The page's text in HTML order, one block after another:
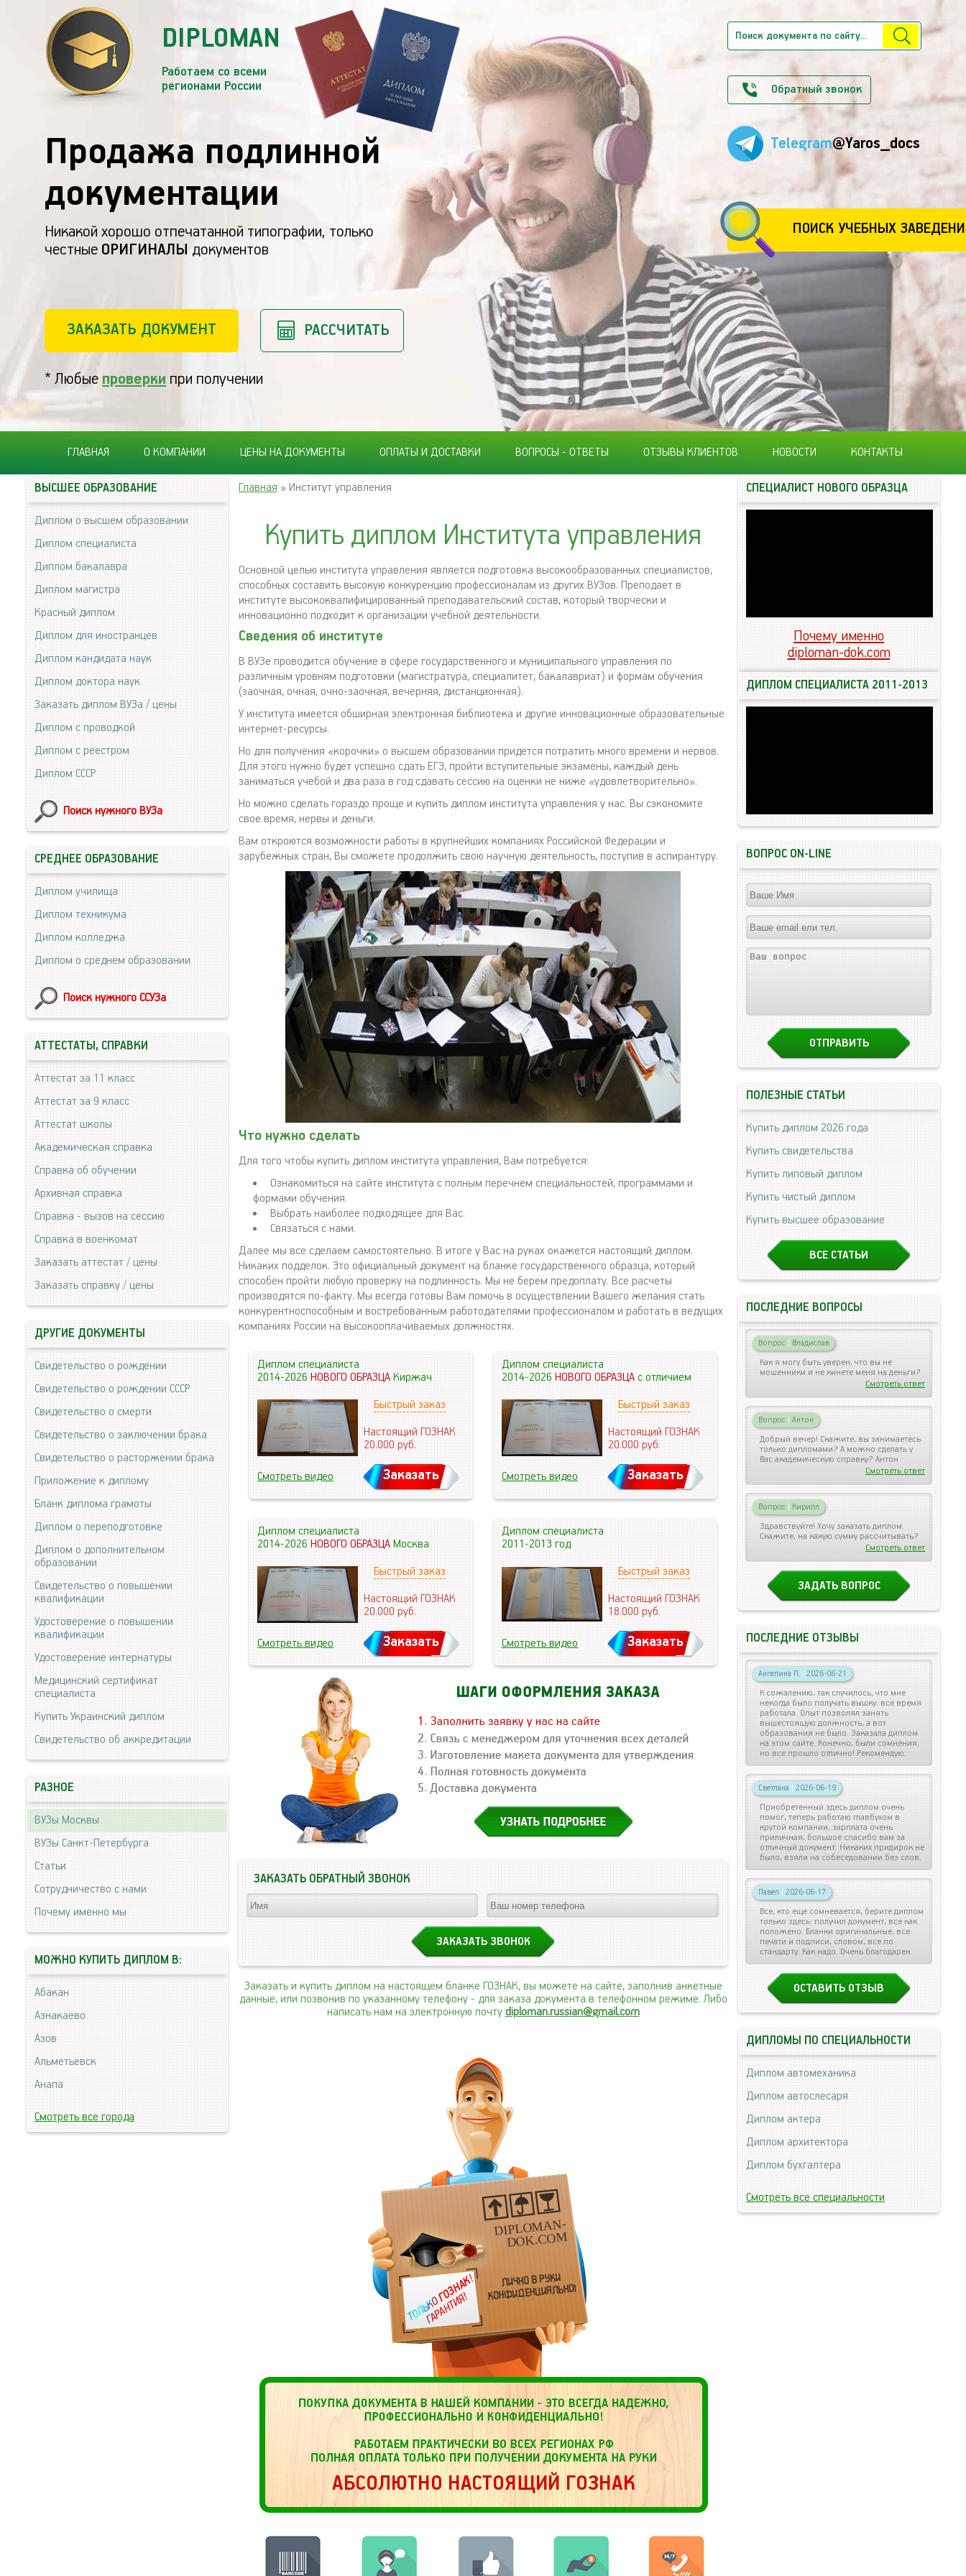
DIPLOMAN
Работаем со всеми
регионами России
Продажа подлинной
документации
Никакой хорошо отпечатанной типографии, только
честные ОРИГИНАЛЫ документов
ЗАКАЗАТЬ ДОКУМЕНТ РАССЧИТАТЬ
* Любые проверки при получении
Обратный звонок
Telegram@Yaros_docs
ПОИСК УЧЕБНЫХ
ГЛАВНАЯ О КОМПАНИИ ЦЕНЫ НА ДОКУМЕНТЫ ОПЛАТЫ И ДОСТАВКИ ВОПРОСЫ - ОТВЕТЫ ОТЗЫВЫ КЛИЕНТОВ НОВОСТИ КОНТАКТЫ
Главная » Институт управления
Купить диплом Института управления
Основной целью института управления является подготовка высокообразованных специалистов,
способных составить высокую конкуренцию профессионалам из других ВУЗов. Преподает в
институте высококвалифицированный преподавательский состав, который творчески и
инновационно подходит к организации учебной деятельности.
Сведения об институте
В ВУЗе проводится обучение в сфере государственного и муниципального управления по
различным уровням подготовки (магистратура, специалитет, бакалавриат) и формам обучения
(заочная, очная, очно-заочная, вечерняя, дистанционная).
У института имеется обширная электронная библиотека и другие инновационные образовательные
интернет-ресурсы.
Но для получения «корочки» о высшем образовании придется потратить много времени и нервов.
Для этого нужно будет успешно сдать ЕГЭ, пройти вступительные экзамены, каждый день
заниматься учебой и два раза в год сдавать сессию на оценки не ниже «удовлетворительно».
Но можно сделать гораздо проще и купить диплом института управления у нас. Вы сэкономите
свое время, нервы и деньги.
Вам откроются возможности работы в крупнейших компаниях Российской Федерации и
зарубежных стран, Вы сможете продолжить свою научную деятельность, поступив в аспирантуру.
Что нужно сделать
Для того чтобы купить диплом института управления, Вам потребуется:
Ознакомиться на сайте института с полным перечнем специальностей, программами и
формами обучения.
Выбрать наиболее подходящее для Вас.
Связаться с нами.
Далее мы все сделаем самостоятельно. В итоге у Вас на руках окажется настоящий диплом.
Никаких подделок. Это официальный документ на бланке государственного образца, который
способен пройти любую проверку на подлинность. Мы не берем предоплату. Все расчеты
производятся по-факту. Мы всегда готовы Вам помочь в осуществлении Вашего желания стать
конкурентноспособным и востребованным работодателями профессионалом и работать в ведущих
компаниях России на высокооплачиваемых должностях.
Диплом специалиста
2014-2026НОВОГО ОБРАЗЦАКиржач
Быстрый заказ
Настоящий ГОЗНАК
20.000руб.
Смотреть видео Заказать
Диплом специалиста
2014-2026НОВОГО ОБРАЗЦАс отличием
Быстрый заказ
Настоящий ГОЗНАК
20.000руб.
Смотреть видео Заказать
Диплом специалиста
2014-2026НОВОГО ОБРАЗЦАМосква
Быстрый заказ
Настоящий ГОЗНАК
20.000руб.
Смотреть видео Заказать
Диплом специалиста
2011-2013 год
Быстрый заказ
Настоящий ГОЗНАК
18.000руб.
Смотреть видео Заказать
ЗАКАЗАТЬ ОБРАТНЫЙ ЗВОНОК
Заказать и купить диплом на настоящем бланке ГОЗНАК, вы можете на сайте, заполнив анкетные
данные, или позвонив по указанному телефону - для заказа документа в телефонном режиме. Либо
написать нам на электронную почту diploman.russian@gmail.com
DIPLOMAN-
DOK.COM
ВЫСШЕЕ ОБРАЗОВАНИЕ
Диплом о высшем образовании
Диплом специалиста
Диплом бакалавра
Диплом магистра
Красный диплом
Диплом для иностранцев
Диплом кандидата наук
Диплом доктора наук
Заказать диплом ВУЗа / цены
Диплом с проводкой
Диплом с реестром
Диплом СССР
Поиск нужного ВУЗа
СРЕДНЕЕ ОБРАЗОВАНИЕ
Диплом училища
Диплом техникума
Диплом колледжа
Диплом о среднем образовании
Поиск нужного ССУЗа
АТТЕСТАТЫ, СПРАВКИ
Аттестат за 11 класс
Аттестат за 9 класс
Аттестат школы
Академическая справка
Справка об обучении
Архивная справка
Справка - вызов на сессию
Справка в военкомат
Заказать аттестат / цены
Заказать справку / цены
ДРУГИЕ ДОКУМЕНТЫ
Свидетельство о рождении
Свидетельство о рождении СССР
Свидетельство о смерти
Свидетельство о заключении брака
Свидетельство о расторжении брака
Приложение к диплому
Бланк диплома грамоты
Диплом о переподготовке
Диплом о дополнительном
образовании
Свидетельство о повышении
квалификации
Удостоверение о повышении
квалификации
Удостоверение интернатуры
Медицинский сертификат
специалиста
Купить Украинский диплом
Свидетельство об аккредитации
РАЗНОЕ
ВУЗы Москвы
ВУЗы Санкт-Петербурга
Статьи
Сотрудничество с нами
Почему именно мы
МОЖНО КУПИТЬ ДИПЛОМ В:
Абакан
Азнакаево
Азов
Альметьевск
Анапа
Смотреть все города
СПЕЦИАЛИСТ НОВОГО ОБРАЗЦА
Почему именно
diploman-dok.com
ДИПЛОМ СПЕЦИАЛИСТА 2011-2013
ВОПРОС ON-LINE
ПОЛЕЗНЫЕ СТАТЬИ
Купить диплом 2026 года
Купить свидетельства
Купить липовый диплом
Купить чистый диплом
Купить высшее образование
ВСЕ СТАТЬИ
ПОСЛЕДНИЕ ВОПРОСЫ
Вопрос | Владислав
Как я могу быть уверен, что вы не
мошенники и не кинете меня на деньги?
Смотреть ответ
Вопрос | Антон
Добрый вечер! Скажите, вы занимаетесь
только дипломами? А можно сделать у
Вас академическую справку? Антон
Смотреть ответ
Вопрос | Кирилл
Здравствуйте! Хочу заказать диплом.
Скажите, на какую сумму рассчитывать?
Смотреть ответ
ЗАДАТЬ ВОПРОС
ПОСЛЕДНИЕ ОТЗЫВЫ
Ангелина П. | 2026-06-21
К сожалению, так случилось, что мне
некогда было получать вышку: все время
работала. Опыт позволял занять
вышестоящую должность, а вот
образования не было. Заказала диплом
на этом сайте. Конечно, были сомнения,
но все прошло отлично! Рекомендую.
Светлана | 2026-06-19
Приобретенный здесь диплом очень
помог, теперь работаю главбухом в
крутой компании, зарплата очень
приличная, большое спасибо вам за
отличный документ. Никаких придирок не
было, взяли на собеседовании без слов.
Павел | 2026-06-17
Все, кто еще сомневается, берите диплом
только здесь: получил документ, все как
положено. Бланки оригинальные, все
печати и подписи, словом, все по
стандарту. Как надо. Очень благодарен.
ОСТАВИТЬ ОТЗЫВ
ДИПЛОМЫ ПО СПЕЦИАЛЬНОСТИ
Диплом автомеханика
Диплом автослесаря
Диплом актера
Диплом архитектора
Диплом бухгалтера
Смотреть все специальности